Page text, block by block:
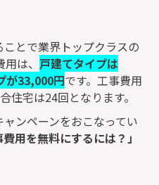
とで業界トップクラスの
は、 戸建てタイプは
が33,000円です。工事費用
住宅は24回となります。
ンペーンをおこなってい
用を無料にするには？」